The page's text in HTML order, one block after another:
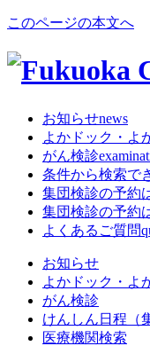
このページの本文へ
お知らせnews
よかドック・よ
がん検診
条件から検索で
集団検診の予約
集団検診の予約
よくあるご質問
お知らせ
よかドック・よ
がん検診
けんしん日程（
医療機関検索